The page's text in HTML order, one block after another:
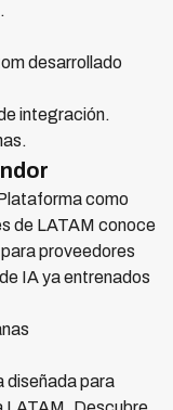
desarrollado
integración.
como
de LATAM conoce
proveedores
IA ya entrenados
diseñada para